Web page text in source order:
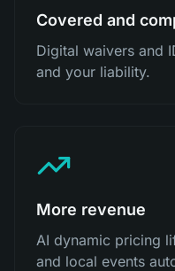
Covered and
Digital waivers and
and your liability.
More revenue
AI dynamic pricing
and local events